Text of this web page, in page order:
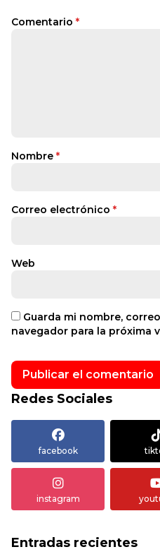
Comentario *
Nombre *
Correo electrónico *
Web
Guarda mi nombre,
navegador para la próxima
Redes Sociales
facebook
instagram
Entradas recientes